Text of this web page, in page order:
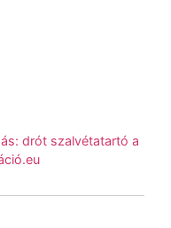
drót szalvétatartó a